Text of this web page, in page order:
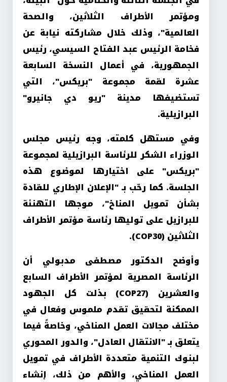
ومؤتمر الأطراف الثلاثين، والصحة
العالمية"، وذلك خلال مشاركته نيابة عن
فخامة الرئيس عبد الفتاح السيسي، رئيس
الجمهورية، في أعمال النسخة السابعة
عشرة لقمة مجموعة "بريكس"، التي
تستضيفها مدينة "ريو دي جانيرو"
البرازيلية.
وفي مستهل كلمته، وجه رئيس مجلس
الوزراء الشكر للرئاسة البرازيلية لمجموعة
"بريكس" على اختيارها لموضوع هذه
الجلسة. كما رحّب بـ "الإعلان الإطاري للقادة
بشأن تمويل المناخ"، موجها التهنئة
للبرازيل على توليها رئاسة مؤتمر الأطراف
الثلاثين (COP30).
وأوضح الدكتور مصطفى مدبولي أن
الرئاسة المصرية لمؤتمر الأطراف السابع
والعشرين (COP27)
بذلت كل الجهود
الممكنة لتحقيق تقدم ملموس وفعال في
مختلف مجالات العمل المناخي، وخاصةً فيما
يتعلق بـ "الانتقال العادل"، والدور المحوري
لبنوك التنمية متعددة الأطراف في تمويل
العمل المناخي، والأهم من ذلك، إنشاء